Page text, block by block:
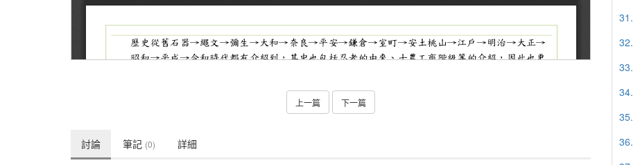
上一篇 下一篇
討論 筆記 (0) 詳細
31.
32.
33.
34.
35.
36.